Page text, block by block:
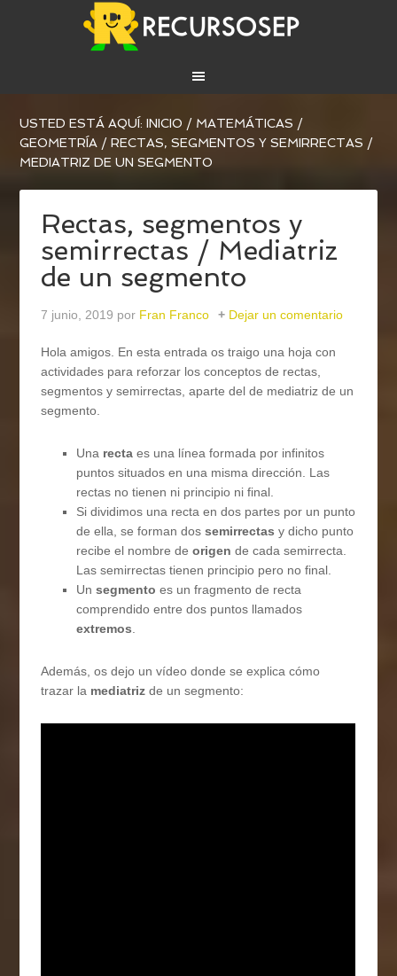
USTED ESTÁ AQUÍ:INICIO / MATEMÁTICAS /
GEOMETRÍA / RECTAS, SEGMENTOS Y SEMIRRECTAS /
MEDIATRIZ DE UN SEGMENTO
Rectas, segmentos y
semirrectas / Mediatriz
de un segmento
7 junio, 2019 por Fran Franco Dejar un comentario
Hola amigos. En esta entrada os traigo una hoja con
actividades para reforzar los conceptos de rectas,
segmentos y semirrectas, aparte del de mediatriz de un
segmento.
Una recta es una línea formada por infinitos
puntos situados en una misma dirección. Las
rectas no tienen ni principio ni final.
Si dividimos una recta en dos partes por un punto
de ella, se forman dossemirrectas y dicho punto
recibe el nombre deorigen de cada semirrecta.
Las semirrectas tienen principio pero no final.
Unsegmento es un fragmento de recta
comprendido entre dos puntos llamados
extremos.
Además, os dejo un vídeo donde se explica cómo
trazar la mediatriz de un segmento: